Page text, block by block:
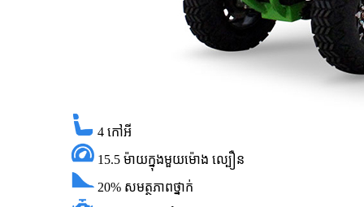
4 កៅអី
15.5 ម៉ាយក្នុងមួយម៉ោង ល្បឿន
20% សមត្ថភាពថ្នាក់